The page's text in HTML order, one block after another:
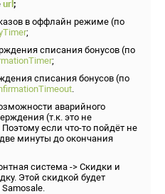
url ;
в оффлайн режиме (по
;
списания бонусов (по
;
списания бонусов (по
.
аварийного
(т.к. это не
если что-то пойдёт не
минуты до окончания
система -> Скидки и
Этой скидкой будет